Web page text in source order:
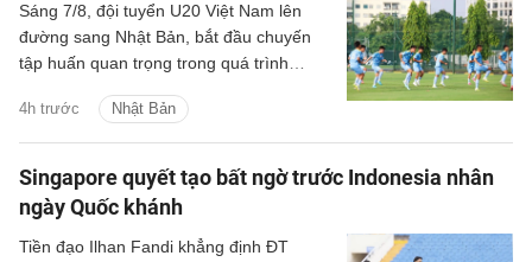
4h trước Nhật Bản
Sáng 7/8, đội tuyển U20 Việt Nam lên
đường sang Nhật Bản, bắt đầu chuyến
tập huấn quan trọng trong quá trình
Singapore quyết tạo bất ngờ trước Indonesia nhân
ngày Quốc khánh
Tiền đạo Ilhan Fandi khẳng định ĐT